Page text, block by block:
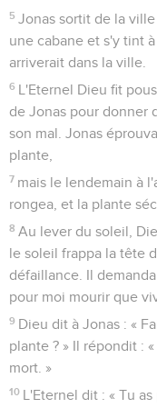
5 Jonas sortit de la
une cabane et s'y tint
arriverait dans la ville.
6 L'Eternel Dieu fit
de Jonas pour donner
son mal. Jonas
plante,
7 mais le lendemain à
rongea, et la plante
8 Au lever du soleil,
le soleil frappa la tête
défaillance. Il
pour moi mourir que
9 Dieu dit à Jonas : «
plante ? » Il répondit :
mort. »
10 L'Eternel dit : « Tu